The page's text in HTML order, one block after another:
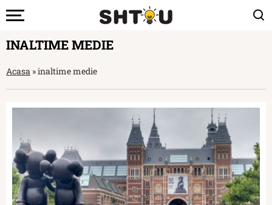
INALTIME MEDIE
Acasa »inaltime medie